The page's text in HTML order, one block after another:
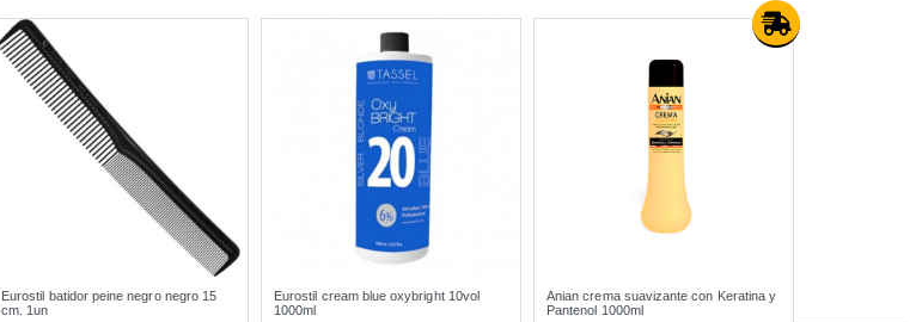
Eurostil batidor peine negro negro 15
cm. 1un
Eurostil cream blue oxybright 10vol
1000ml
Anian crema suavizante con Keratina y
Pantenol 1000ml